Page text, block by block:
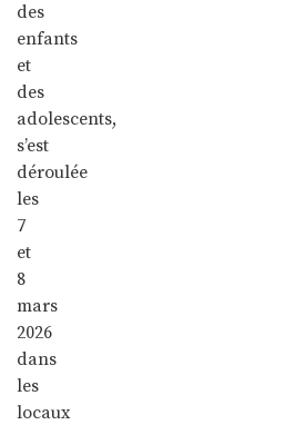
des
enfants
et
des
adolescents,
s’est
déroulée
les
7
et
8
mars
2026
dans
les
locaux